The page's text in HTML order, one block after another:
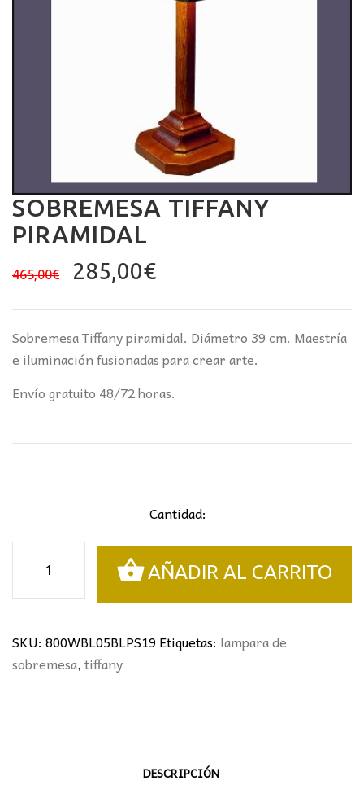
SOBREMESA TIFFANY
PIRAMIDAL
465,00€
El
original
era:
465,00€.
285,00€El
actual
es:
285,00€.
Sobremesa Tiffany piramidal. Diámetro 39 cm. Maestría
e iluminación fusionadas para crear arte.
Envío gratuito 48/72 horas.
Cantidad:
tiffany
piramidal
AÑADIR AL CARRITO
SKU: 800WBL05BLPS19 Etiquetas: lampara de
sobremesa,tiffany
DESCRIPCIÓN